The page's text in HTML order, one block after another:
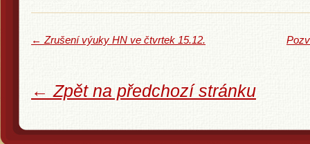
← Zrušení výuky HN ve čtvrtek 15.12.
← Zpět na předchozí stránku